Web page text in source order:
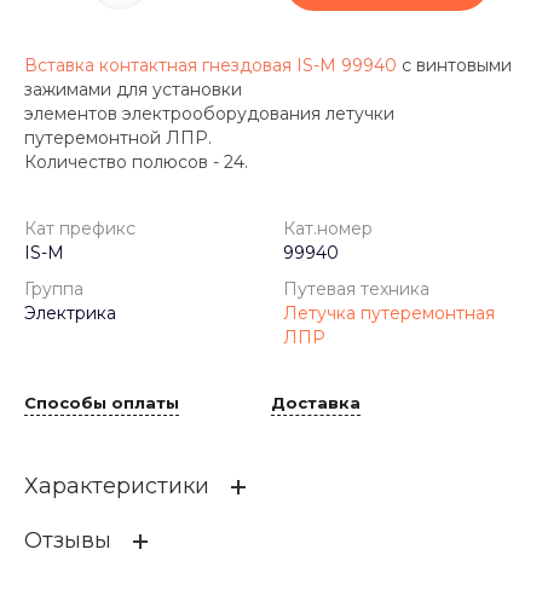
Вставка контактная гнездовая IS-M 99940 с винтовыми
зажимами для установки
элементов электрооборудования летучки
путеремонтной ЛПР.
Количество полюсов - 24.
Кат префикс
IS-M
Кат.номер
99940
Группа
Электрика
Путевая техника
Летучка путеремонтная
ЛПР
Способы оплаты Доставка
Характеристики
Кат префикс
Отзывы